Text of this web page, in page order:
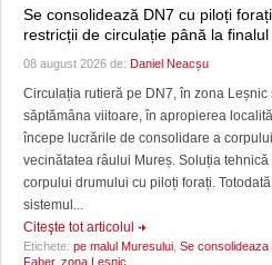
Se consolidează DN7 cu piloți
restricții de circulație până la
08 august 2026 de: Daniel Neacșu
Circulația rutieră pe DN7, în zona Leșnic
săptămâna viitoare, în apropierea
începe lucrările de consolidare a
vecinătatea râului Mureș. Soluția
corpului drumului cu piloți forați.
sistemul...
Citeşte tot articolul
Etichete: pe malul Muresului Se consolideaza
Faber, zona Lesnic